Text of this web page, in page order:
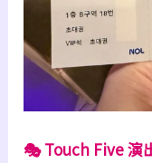
🎭 Touch Five 演